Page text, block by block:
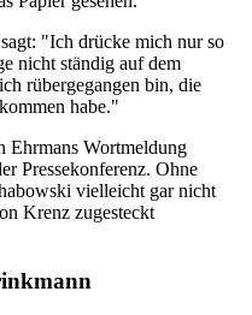
"Ich drücke mich nur so
nicht ständig auf dem
rübergegangen bin, die
habe."
Ehrmans Wortmeldung
Pressekonferenz. Ohne
vielleicht gar nicht
Krenz zugesteckt